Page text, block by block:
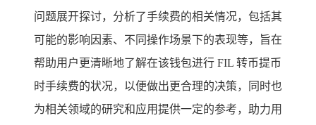
问题展开探讨，分析了手续费的相关情况，包括其
可能的影响因素、不同操作场景下的表现等，旨在
帮助用户更清晰地了解在该钱包进行 FIL 转币提币
时手续费的状况，以便做出更合理的决策，同时也
为相关领域的研究和应用提供一定的参考，助力用